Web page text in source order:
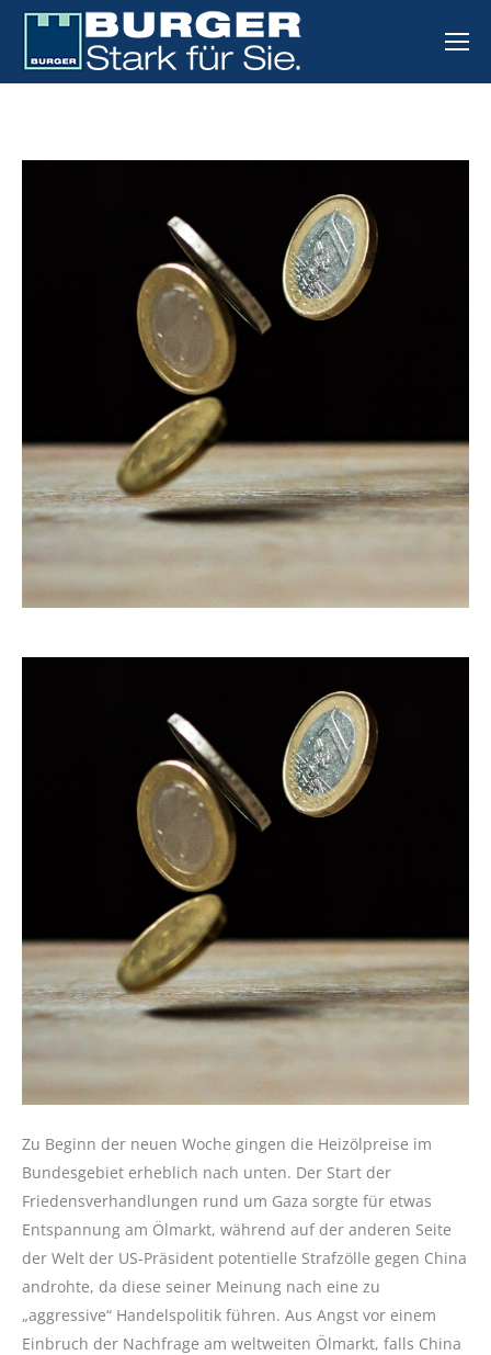
Zu Beginn der neuen Woche gingen die Heizölpreise im
Bundesgebiet erheblich nach unten. Der Start der
Friedensverhandlungen rund um Gaza sorgte für etwas
Entspannung am Ölmarkt, während auf der anderen Seite
der Welt der US-Präsident potentielle Strafzölle gegen China
androhte, da diese seiner Meinung nach eine zu
„aggressive“ Handelspolitik führen. Aus Angst vor einem
Einbruch der Nachfrage am weltweiten Ölmarkt, falls China